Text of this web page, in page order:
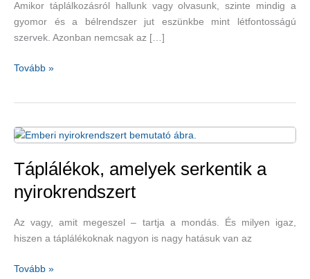
Amikor táplálkozásról hallunk vagy olvasunk, szinte mindig a
gyomor és a bélrendszer jut eszünkbe mint létfontosságú
szervek. Azonban nemcsak az […]
Hogyan
szerveinket?
Tovább »
Táplálékok, amelyek serkentik a
nyirokrendszert
Az vagy, amit megeszel – tartja a mondás. És milyen igaz,
hiszen a táplálékoknak nagyon is nagy hatásuk van az
Táplálékok,
Tovább »